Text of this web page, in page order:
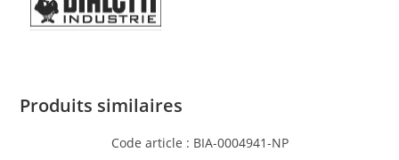
Produits similaires
Code article : BIA-0004941-NP